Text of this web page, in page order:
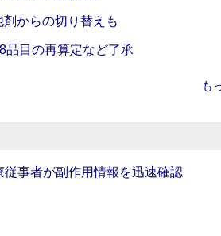
剤からの切り替えも
品目の再算定など了承
も
従事者が副作用情報を迅速確認